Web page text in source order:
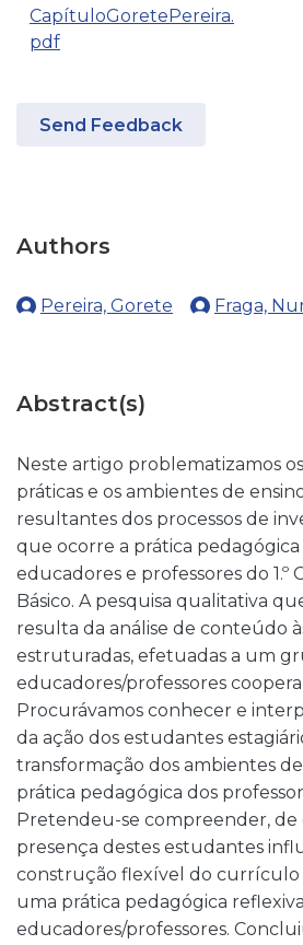
CapítuloGoretePereira.
pdf
Send Feedback
Authors
Pereira, Gorete Fraga,
Abstract(s)
Neste artigo problematizamos
práticas e os ambientes de
resultantes dos processos de
que ocorre a prática
educadores e professores do 1.º
Básico. A pesquisa qualitativa
resulta da análise de conteúdo
estruturadas, efetuadas a um
educadores/professores
Procurávamos conhecer e
da ação dos estudantes
transformação dos ambientes
prática pedagógica dos
Pretendeu-se compreender, de
presença destes estudantes
construção flexível do currículo
uma prática pedagógica
educadores/professores.